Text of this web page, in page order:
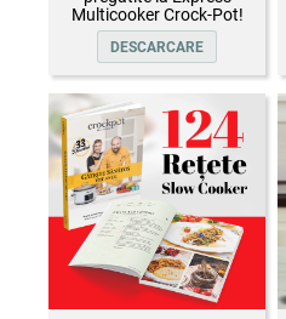
Multicooker Crock-Pot!
DESCARCARE